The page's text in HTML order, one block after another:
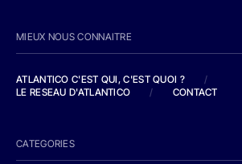
MIEUX NOUS CONNAITRE
ATLANTICO C'EST QUI, C'EST QUOI ?
/
LE RESEAU D'ATLANTICO
/ CONTACT
CATEGORIES